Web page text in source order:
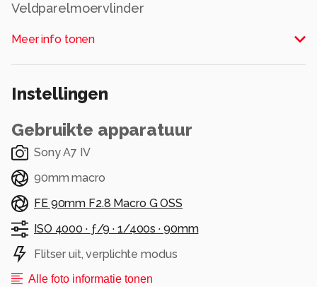
Veldparelmoervlinder
Alle rechten voorbehouden
Meer info tonen
Instellingen
Gebruikte apparatuur
Sony A7 IV
90mm macro
FE 90mm F2.8 Macro G OSS
ISO 4000 · ƒ/9 · 1/400s · 90mm
Flitser uit, verplichte modus
Alle foto informatie tonen